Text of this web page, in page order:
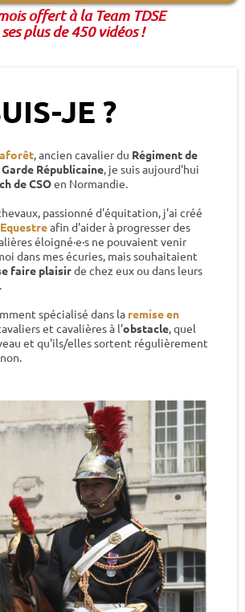
offert à la Team TDSE
plus de 450 vidéos !
JE ?
, ancien cavalier du Régiment de
Républicaine, je suis aujourd'hui
de CSOen Normandie.
passionné d'équitation, j'ai créé
afin d'aider à progresser des
éloigné·e·s ne pouvaient venir
dans mes écuries, mais souhaitaient
faire plaisirde chez eux ou dans leurs
spécialisé dans la remise en
et cavalières à l'obstacle, quel
et qu'ils/elles sortent régulièrement